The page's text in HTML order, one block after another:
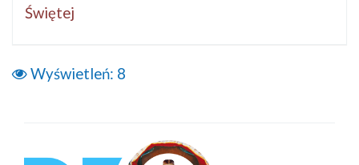
Świętej
Wyświetleń: 8